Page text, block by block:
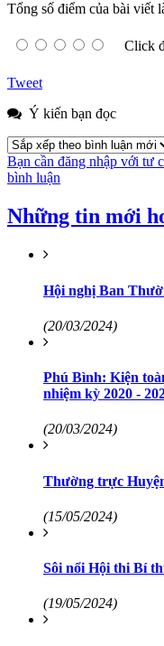
Tổng số điểm của bài viết
Click
Tweet
Ý kiến bạn đọc
Bạn cần đăng nhập với tư
bình luận
Những tin mới
Hội nghị Ban
(20/03/2024)
Phú Bình: Kiện
nhiệm kỳ 2020 -
(20/03/2024)
Thường trực
(15/05/2024)
Sôi nổi Hội thi Bí
(19/05/2024)